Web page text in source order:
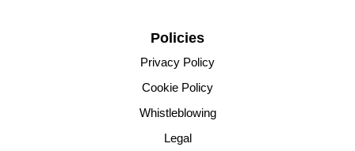
Policies
Privacy Policy
Cookie Policy
Whistleblowing
Legal